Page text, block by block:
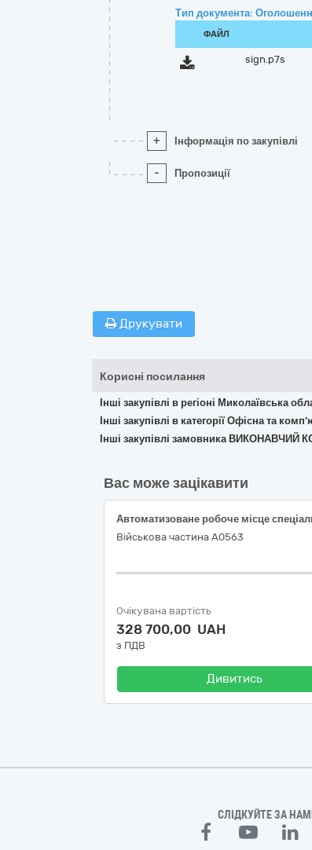
Тип документа:
ФАЙЛ
sign.p7s
+ Інформація по закупівлі
- Пропозиції
Друкувати
Корисні посилання
Інші закупівлі в регіоні Миколаївська
Інші закупівлі в категорії Офісна та
Інші закупівлі замовника
Вас може зацікавити
Військова частина А0563
Очікувана вартість
328 700,00 UAH
з ПДВ
Дивитись
СЛІДКУЙТЕ ЗА